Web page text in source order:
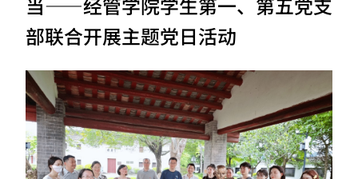
部联合开展主题党日活动